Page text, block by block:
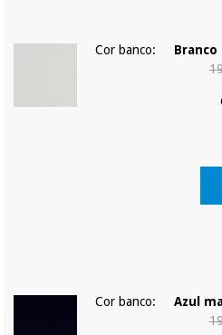
Cor banco:
Branco
Cor banco:
Azul